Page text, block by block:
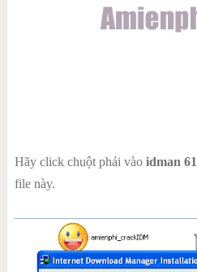
Hãy click chuột phải vàoidman
file này.